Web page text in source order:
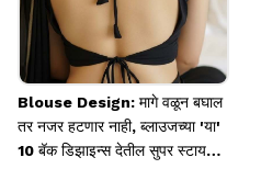
Blouse Design: मागे वळून बघाल
तर नजर हटणार नाही, ब्लाउजच्या 'या'
10 बॅक डिझाइन्स देतील सुपर स्टायलिश